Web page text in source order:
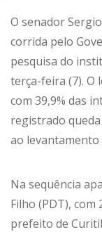
O senador
corrida pelo
pesquisa do
terça-feira (7).
com 39,9% das
registrado
ao levantamento
Na sequência
Filho (PDT), com
prefeito de